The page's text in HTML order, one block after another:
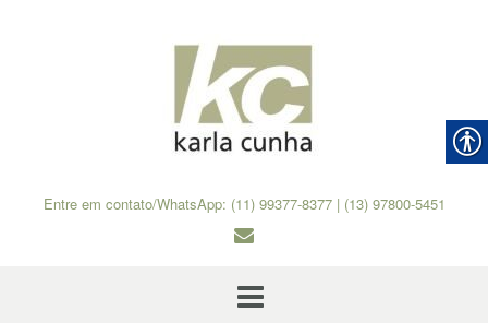
Entre em contato/WhatsApp: (11) 99377-8377 | (13) 97800-5451